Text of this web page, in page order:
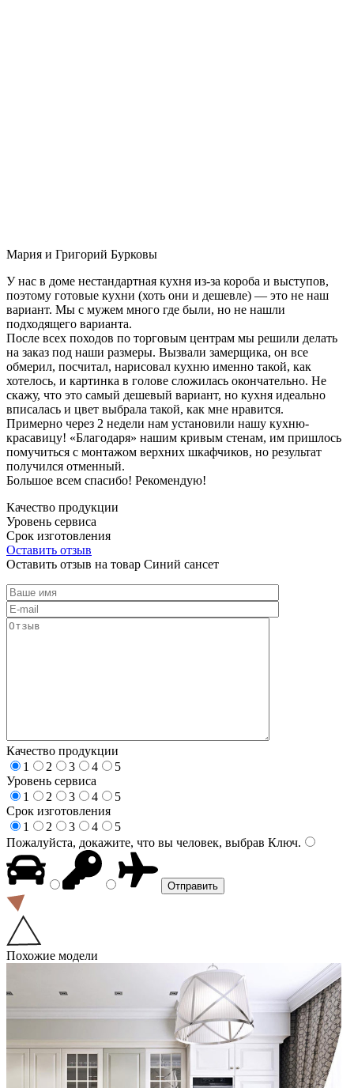
Мария и Григорий Бурковы
У нас в доме нестандартная кухня из-за короба и выступов,
поэтому готовые кухни (хоть они и дешевле) — это не наш
вариант. Мы с мужем много где были, но не нашли
подходящего варианта.
После всех походов по торговым центрам мы решили делать
на заказ под наши размеры. Вызвали замерщика, он все
обмерил, посчитал, нарисовал кухню именно такой, как
хотелось, и картинка в голове сложилась окончательно. Не
скажу, что это самый дешевый вариант, но кухня идеально
вписалась и цвет выбрала такой, как мне нравится.
Примерно через 2 недели нам установили нашу кухню-
красавицу! «Благодаря» нашим кривым стенам, им пришлось
помучиться с монтажом верхних шкафчиков, но результат
получился отменный.
Большое всем спасибо! Рекомендую!
Качество продукции
Уровень сервиса
Срок изготовления
Оставить отзыв
Оставить отзыв на товар Синий сансет
Качество продукции
1
2 3 4
5
Уровень сервиса
1
2 3 4
5
Срок изготовления
1
2 3 4
5
Пожалуйста, докажите, что вы человек, выбрав Ключ.
Похожие модели